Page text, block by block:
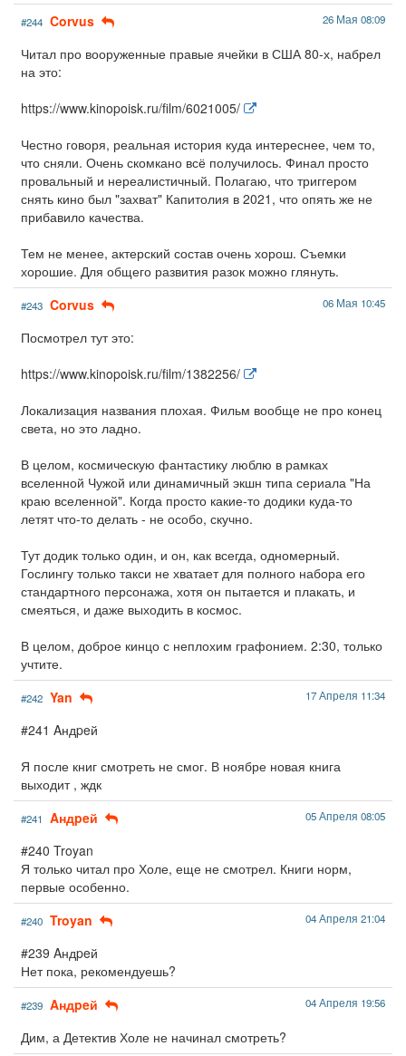
#244 Corvus 26 Мая 08:09
Читал про вооруженные правые ячейки в США 80-х, набрел
на это:
https://www.kinopoisk.ru/film/6021005/
Честно говоря, реальная история куда интереснее, чем то,
что сняли. Очень скомкано всё получилось. Финал просто
провальный и нереалистичный. Полагаю, что триггером
снять кино был "захват" Капитолия в 2021, что опять же не
прибавило качества.
Тем не менее, актерский состав очень хорош. Съемки
хорошие. Для общего развития разок можно глянуть.
#243 Corvus 06 Мая 10:45
Посмотрел тут это:
https://www.kinopoisk.ru/film/1382256/
Локализация названия плохая. Фильм вообще не про конец
света, но это ладно.
В целом, космическую фантастику люблю в рамках
вселенной Чужой или динамичный экшн типа сериала "На
краю вселенной". Когда просто какие-то додики куда-то
летят что-то делать - не особо, скучно.
Тут додик только один, и он, как всегда, одномерный.
Гослингу только такси не хватает для полного набора его
стандартного персонажа, хотя он пытается и плакать, и
смеяться, и даже выходить в космос.
В целом, доброе кинцо с неплохим графонием. 2:30, только
учтите.
#242 Yan 17 Апреля 11:34
#241 Aндpeй
Я после книг смотреть не смог. В ноябре новая книга
выходит , ждк
#241 Aндpeй 05 Апреля 08:05
#240 Troyan
Я только читал про Холе, еще не смотрел. Книги норм,
первые особенно.
#240 Troyan 04 Апреля 21:04
#239 Aндpeй
Нет пока, рекомендуешь?
#239 Aндpeй 04 Апреля 19:56
Дим, а Детектив Холе не начинал смотреть?